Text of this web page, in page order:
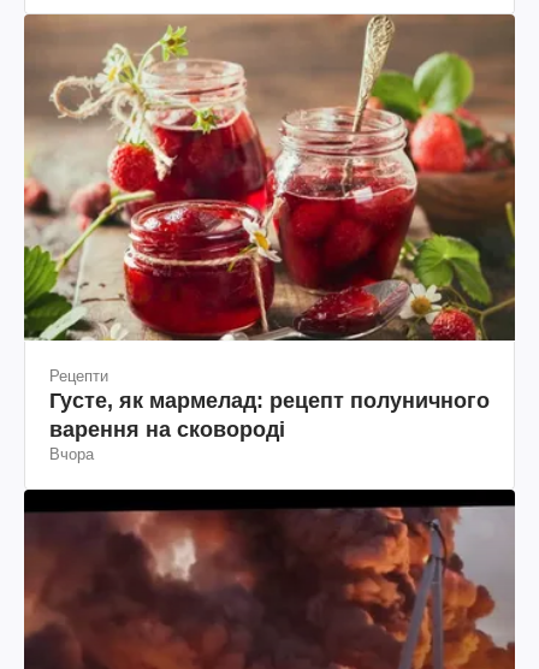
Рецепти
Густе, як мармелад: рецепт полуничного
варення на сковороді
Вчора